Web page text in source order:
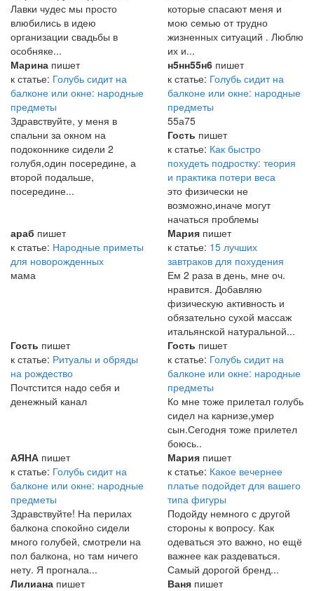
Лавки чудес мы просто
влюбились в идею
организации свадьбы в
особняке...
которые спасают меня и
мою семью от трудно
жизненных ситуаций . Люблю
их и...
Марина пишет
к статье: Голубь сидит на
балконе или окне: народные
предметы
Здравствуйте, у меня в
спальни за окном на
подоконнике сидели 2
голубя,один посередине, а
второй подальше,
посередине...
н5нн55н6 пишет
к статье: Голубь сидит на
балконе или окне: народные
предметы
55а75
Гость пишет
к статье: Как быстро
похудеть подростку: теория
и практика потери веса
это физически не
возможно,иначе могут
начаться проблемы
араб пишет
к статье: Народные приметы
для новорожденных
мама
Мария пишет
к статье: 15 лучших
завтраков для похудения
Ем 2 раза в день, мне оч.
нравится. Добавляю
физическую активность и
обязательно сухой массаж
итальянской натуральной...
Гость пишет
к статье: Ритуалы и обряды
на рождество
Почтстится надо себя и
денежный канал
Гость пишет
к статье: Голубь сидит на
балконе или окне: народные
предметы
Ко мне тоже прилетал голубь
сидел на карнизе,умер
сын.Сегодня тоже прилетел
боюсь..
АЯНА пишет
к статье: Голубь сидит на
балконе или окне: народные
предметы
Здравствуйте! На перилах
балкона спокойно сидели
много голубей, смотрели на
пол балкона, но там ничего
нету. Я прогнала...
Мария пишет
к статье: Какое вечернее
платье подойдет для вашего
типа фигуры
Подойду немного с другой
стороны к вопросу. Как
одеваться это важно, но ещё
важнее как раздеваться.
Самый дорогой бренд...
Лилиана пишет
Ваня пишет